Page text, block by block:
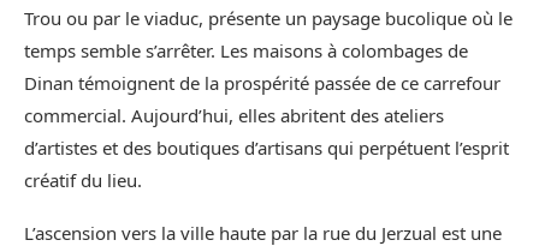
Trou ou par le viaduc, présente un paysage bucolique où le
temps semble s’arrêter. Les maisons à colombages de
Dinan témoignent de la prospérité passée de ce carrefour
commercial. Aujourd’hui, elles abritent des ateliers
d’artistes et des boutiques d’artisans qui perpétuent l’esprit
créatif du lieu.
L’ascension vers la ville haute par la rue du Jerzual est une